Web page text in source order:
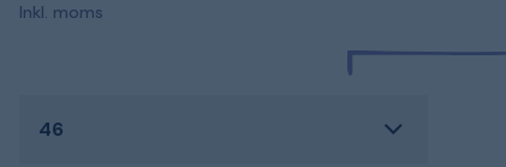
Inkl. moms
46